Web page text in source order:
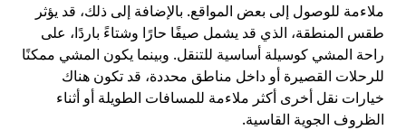
ملاءمة للوصول إلى بعض المواقع. بالإضافة إلى ذلك، قد يؤثر
طقس المنطقة، الذي قد يشمل صيفًا حارًا وشتاءً باردًا، على
راحة المشي كوسيلة أساسية للتنقل. وبينما يكون المشي ممكنًا
للرحلات القصيرة أو داخل مناطق محددة، قد تكون هناك
خيارات نقل أخرى أكثر ملاءمة للمسافات الطويلة أو أثناء
الظروف الجوية القاسية.